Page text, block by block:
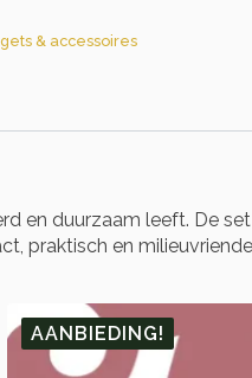
& accessoires
en duurzaam leeft. De
praktisch en
AANBIEDING!